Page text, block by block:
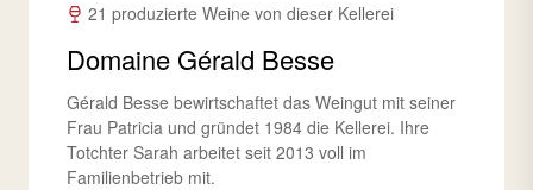
21 produzierte Weine von dieser Kellerei
Domaine Gérald Besse
Gérald Besse bewirtschaftet das Weingut mit seiner
Frau Patricia und gründet 1984 die Kellerei. Ihre
Totchter Sarah arbeitet seit 2013 voll im
Familienbetrieb mit.